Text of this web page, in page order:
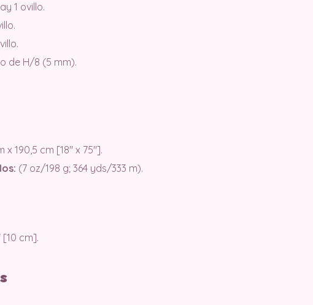
1 ovillo.
de H/8 (5 mm).
x 190,5 cm [18″ x 75″].
(7 oz/198 g; 364 yds/333 m).
[10 cm].